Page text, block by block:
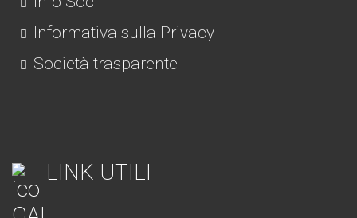
Informativa sulla Privacy
Società trasparente
LINK UTILI